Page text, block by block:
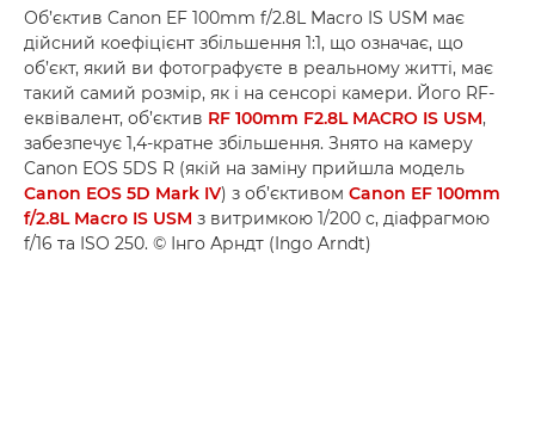
Об’єктив Canon EF 100mm f/2.8L Macro IS USM має
дійсний коефіцієнт збільшення 1:1, що означає, що
об’єкт, який ви фотографуєте в реальному житті, має
такий самий розмір, як і на сенсорі камери. Його RF-
еквівалент, об’єктив RF 100mm F2.8L MACRO IS USM,
забезпечує 1,4-кратне збільшення. Знято на камеру
Canon EOS 5DS R (якій на заміну прийшла модель
Canon EOS 5D Mark IV) з об’єктивом Canon EF 100mm
f/2.8L Macro IS USM з витримкою 1/200 с, діафрагмою
f/16 та ISO 250. © Інго Арндт (Ingo Arndt)